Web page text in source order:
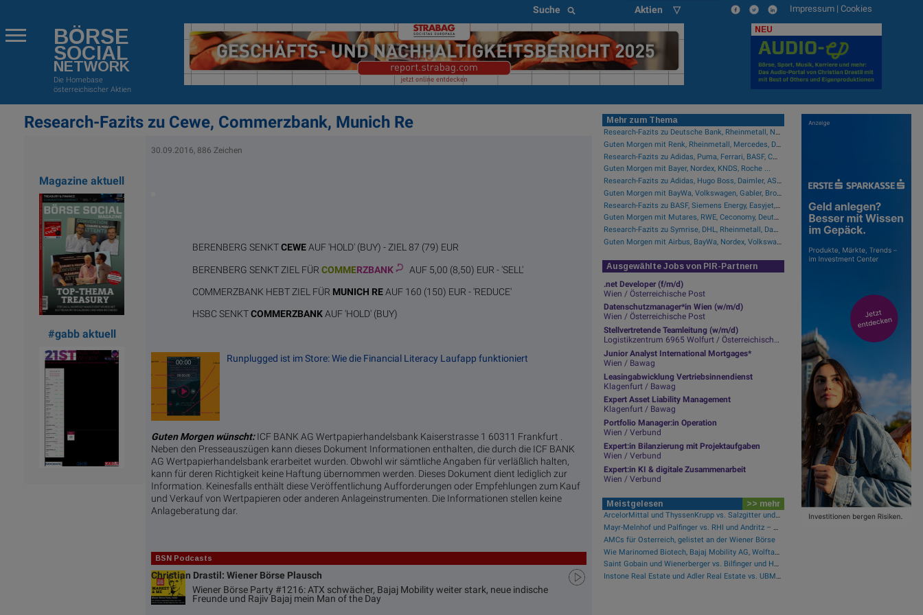
Suche Aktien ▽ Impressum | Cookies
BÖRSE
SOCIAL
NETWORK
Die Homebase
österreichischer Aktien
NEU
Research-Fazits zu Cewe, Commerzbank, Munich Re
Magazine aktuell
#gabb aktuell
30.09.2016, 886 Zeichen
BERENBERG SENKTCEWEAUF 'HOLD' (BUY) - ZIEL 87 (79) EUR
BERENBERG SENKT ZIEL FÜR COMMERZBANK AUF 5,00 (8,50) EUR - 'SELL'
COMMERZBANK HEBT ZIEL FÜR MUNICH REAUF 160 (150) EUR - 'REDUCE'
HSBC SENKTCOMMERZBANKAUF 'HOLD' (BUY)
Runplugged ist im Store: Wie die Financial Literacy Laufapp funktioniert
Guten Morgen wünscht: ICF BANK AG Wertpapierhandelsbank Kaiserstrasse 1 60311 Frankfurt .
Neben den Presseauszügen kann dieses Dokument Informationen enthalten, die durch die ICF BANK
AG Wertpapierhandelsbank erarbeitet wurden. Obwohl wir sämtliche Angaben für verläßlich halten,
kann für deren Richtigkeit keine Haftung übernommen werden. Dieses Dokument dient lediglich zur
Information. Keinesfalls enthält diese Veröffentlichung Aufforderungen oder Empfehlungen zum Kauf
und Verkauf von Wertpapieren oder anderen Anlageinstrumenten. Die Informationen stellen keine
Anlageberatung dar.
BSN Podcasts
Christian Drastil: Wiener Börse Plausch
Wiener Börse Party #1216: ATX schwächer, Bajaj Mobility weiter stark, neue indische
Freunde und Rajiv Bajaj mein Man of the Day
Mehr zum Thema
Research-Fazits zu Deutsche Bank, Rheinmetall, Nordex, Auto1, Lufthansa ...
Guten Morgen mit Renk, Rheinmetall, Mercedes, DHL, Volkswagen ...
Research-Fazits zu Adidas, Puma, Ferrari, BASF, CTS Eventim ...
Guten Morgen mit Bayer, Nordex, KNDS, Roche ...
Research-Fazits zu Adidas, Hugo Boss, Daimler, ASML ...
Guten Morgen mit BayWa, Volkswagen, Gabler, Brockhaus, KNDS ...
Research-Fazits zu BASF, Siemens Energy, Easyjet, Nokia ...
Guten Morgen mit Mutares, RWE, Ceconomy, Deutsche Telekom ...
Research-Fazits zu Symrise, DHL, Rheinmetall, Danone, Leonardo ...
Guten Morgen mit Airbus, BayWa, Nordex, Volkswagen ...
Ausgewählte Jobs von PIR-Partnern
.net Developer (f/m/d)
Wien / Österreichische Post
Datenschutzmanager*in Wien (w/m/d)
Wien / Österreichische Post
Stellvertretende Teamleitung (w/m/d)
Logistikzentrum 6965 Wolfurt / Österreichische Post
Junior Analyst International Mortgages*
Wien / Bawag
Leasingabwicklung Vertriebsinnendienst
Klagenfurt / Bawag
Expert Asset Liability Management
Klagenfurt / Bawag
Portfolio Manager:in Operation
Wien / Verbund
Expert:in Bilanzierung mit Projektaufgaben
Wien / Verbund
Expert:in KI & digitale Zusammenarbeit
Wien / Verbund
Meistgelesen >> mehr
ArcelorMittal und ThyssenKrupp vs. Salzgitter und voestalpine – kommentierter KW 32 Peer Group Watch Stahl
Mayr-Melnhof und Palfinger vs. RHI und Andritz – kommentierter KW 32 Peer Group Watch Zykliker Österreich
AMCs für Österreich, gelistet an der Wiener Börse
Wie Marinomed Biotech, Bajaj Mobility AG, Wolftank-Adisa, Athos Immobilien, Rosenbauer und Telekom Austria für Gesprächsstoff in Österreich sorgten
Saint Gobain und Wienerberger vs. Bilfinger und HeidelbergCement – kommentierter KW 32 Peer Group Watch Bau & Baustoffe
Instone Real Estate und Adler Real Estate vs. UBM und Vonovia SE – kommentierter KW 17 Peer Group Watch Immobilien